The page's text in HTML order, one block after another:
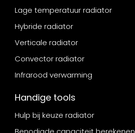
Lage temperatuur radiator
Hybride radiator
Verticale radiator
Convector radiator
Infrarood verwarming
Handige tools
Hulp bij keuze radiator